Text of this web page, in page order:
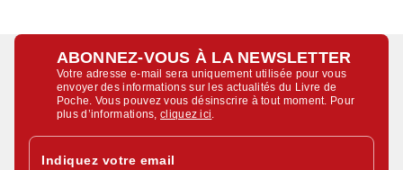
ABONNEZ-VOUS À LA NEWSLETTER
Votre adresse e-mail sera uniquement utilisée pour vous
envoyer des informations sur les actualités du Livre de
Poche. Vous pouvez vous désinscrire à tout moment. Pour
plus d’informations,cliquez ici
Indiquez votre email